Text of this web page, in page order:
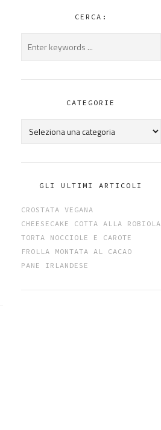
CERCA:
CATEGORIE
Categorie
GLI ULTIMI ARTICOLI
CROSTATA VEGANA
CHEESECAKE COTTA ALLA ROBIOLA
TORTA NOCCIOLE E CAROTE
FROLLA MONTATA AL CACAO
PANE IRLANDESE